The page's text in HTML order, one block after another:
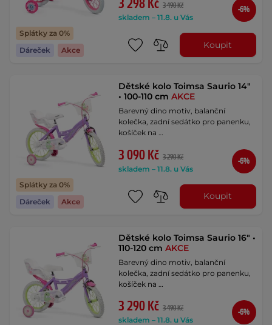
Splátky za 0%
Dáreček
Akce
3 298 Kč 3 490 Kč
skladem – 11.8. u Vás
-6%
Koupit
Splátky za 0%
Dáreček
Akce
Dětské kolo Toimsa Saurio 14"
• 100-110 cmAKCE
Barevný dino motiv, balanční
kolečka, zadní sedátko pro panenku,
košíček na …
3 090 Kč 3 290 Kč
skladem – 11.8. u Vás
-6%
Koupit
Dětské kolo Toimsa Saurio 16" •
110-120 cmAKCE
Barevný dino motiv, balanční
kolečka, zadní sedátko pro panenku,
košíček na …
3 290 Kč 3 490 Kč
skladem – 11.8. u Vás
-6%